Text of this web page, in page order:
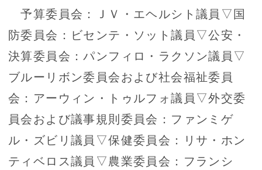
予算委員会：ＪＶ・エヘルシト議員▽国
防委員会：ビセンテ・ソット議員▽公安・
決算委員会：パンフィロ・ラクソン議員▽
ブルーリボン委員会および社会福祉委員
会：アーウィン・トゥルフォ議員▽外交委
員会および議事規則委員会：ファンミゲ
ル・ズビリ議員▽保健委員会：リサ・ホン
ティベロス議員▽農業委員会：フランシ